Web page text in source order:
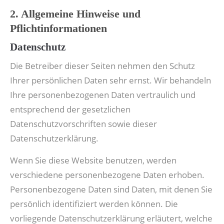
2. Allgemeine Hinweise und
Pflichtinformationen
Datenschutz
Die Betreiber dieser Seiten nehmen den Schutz
Ihrer persönlichen Daten sehr ernst. Wir behandeln
Ihre personenbezogenen Daten vertraulich und
entsprechend der gesetzlichen
Datenschutzvorschriften sowie dieser
Datenschutzerklärung.
Wenn Sie diese Website benutzen, werden
verschiedene personenbezogene Daten erhoben.
Personenbezogene Daten sind Daten, mit denen Sie
persönlich identifiziert werden können. Die
vorliegende Datenschutzerklärung erläutert, welche